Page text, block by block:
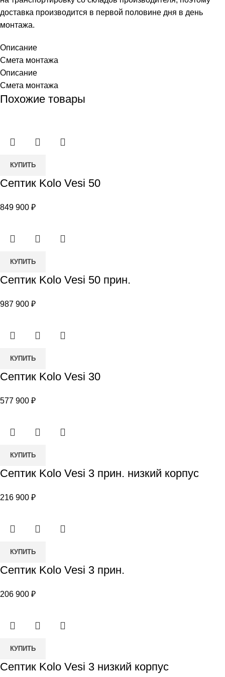
доставка производится в первой половине дня в день
монтажа.
Описание
Смета монтажа
Описание
Смета монтажа
Похожие товары
Количество
Септик
Vesi
КУПИТЬ
Септик Kolo Vesi 50
849 900 ₽
Количество
Септик
Vesi
прин.
КУПИТЬ
Септик Kolo Vesi 50 прин.
987 900 ₽
Количество
Септик
Vesi
КУПИТЬ
Септик Kolo Vesi 30
577 900 ₽
Количество
Септик
Vesi
прин.
корпус
КУПИТЬ
Септик Kolo Vesi 3 прин. низкий корпус
216 900 ₽
Количество
Септик
Vesi
прин.
КУПИТЬ
Септик Kolo Vesi 3 прин.
206 900 ₽
Количество
Септик
КУПИТЬ
Септик Kolo Vesi 3 низкий корпус